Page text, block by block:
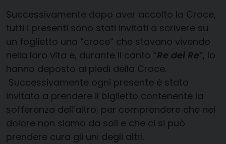
Successivamente dopo aver accolto la Croce,
tutti i presenti sono stati invitati a scrivere su
un foglietto una “croce” che stavano vivendo
nella loro vita e, durante il canto “Re dei Re”, lo
hanno deposto ai piedi della Croce.
Successivamente ogni presente è stato
invitato a prendere il biglietto contenente la
sofferenza dell’altro; per comprendere che nel
dolore non siamo da soli e che ci si può
prendere cura gli uni degli altri.